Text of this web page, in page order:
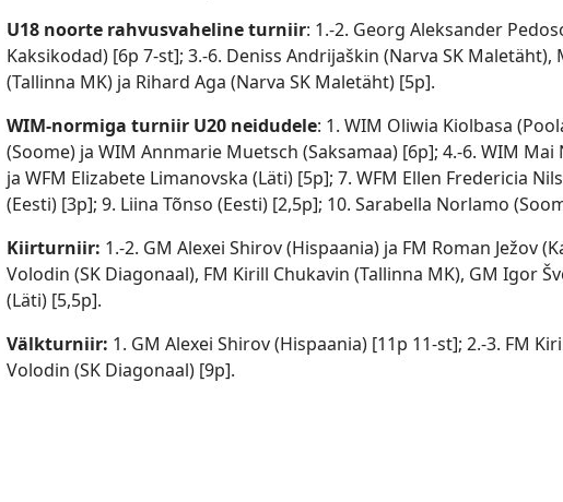
U18 noorte rahvusvaheline turniir: 1.-2. Georg Aleksander
Kaksikodad) [6p 7-st]; 3.-6. Deniss Andrijaškin (Narva SK
(Tallinna MK) ja Rihard Aga (Narva SK Maletäht) [5p].
WIM-normiga turniir U20 neidudele: 1. WIM Oliwia Kiolbasa
(Soome) ja WIM Annmarie Muetsch (Saksamaa) [6p]; 4.-6. WIM
ja WFM Elizabete Limanovska (Läti) [5p]; 7. WFM Ellen Fredericia
(Eesti) [3p]; 9. Liina Tõnso (Eesti) [2,5p]; 10. Sarabella Norlamo
Kiirturniir: 1.-2. GM Alexei Shirov (Hispaania) ja FM Roman Ježov
Volodin (SK Diagonaal), FM Kirill Chukavin (Tallinna MK), GM Igor
(Läti) [5,5p].
Välkturniir: 1. GM Alexei Shirov (Hispaania) [11p 11-st]; 2.-3. FM
Volodin (SK Diagonaal) [9p].